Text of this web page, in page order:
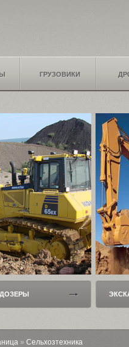
ГРУЗОВИКИ
» Сельхозтехника